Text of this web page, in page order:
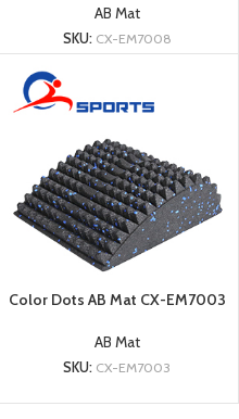
AB Mat
SKU: CX-EM7008
Color Dots AB Mat CX-EM7003
AB Mat
SKU: CX-EM7003